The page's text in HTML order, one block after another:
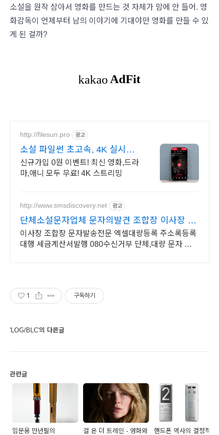
소설을 원작 삼아서 영화를 만드는 것 자체가 맘에 안 들어. 영
화감독이 언제부터 남의 이야기에 기대야만 영화를 만들 수 있
게 된 걸까?
http://filesun.pro 광고
소설 파일썬 초고속, 4K 실시간
보기!
신규가입 0원 이벤트! 최신 영화,드라
마,애니 모두 무료! 4K 스트리밍
http://www.smsdiscovery.net 광고
단체소설문자업체 문자의발견 조합장 이사장 문
자발송
이사장 조합장 문자발송전문 엑셀대량등록 주소록등록
대행 세금계산서발행 080수신거부 단체,대량 문자 저렴
1 구독하기
'LOG/BLC'의 다른글
관련글
입문용 만년필의
걸 온 더 트레인 - 영화와
핸드폰 역사의 결정적